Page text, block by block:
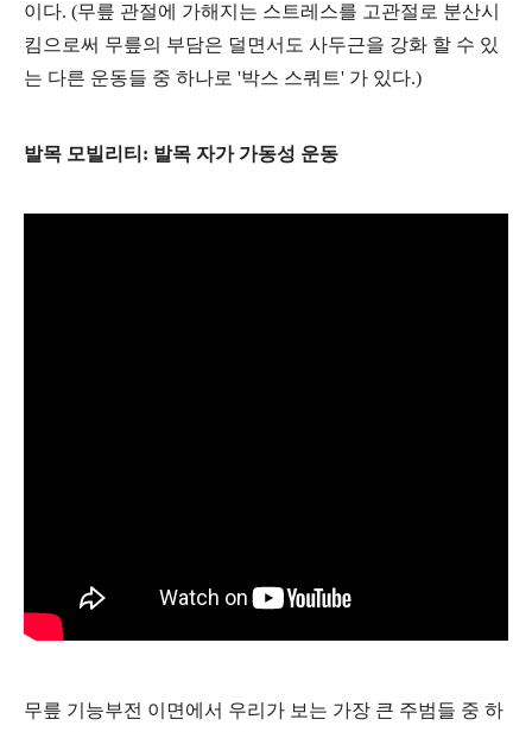
이다. (무릎 관절에 가해지는 스트레스를 고관절로 분산시
킴으로써 무릎의 부담은 덜면서도 사두근을 강화 할 수 있
는 다른 운동들 중 하나로 '박스 스쿼트' 가 있다.)
발목 모빌리티: 발목 자가 가동성 운동
무릎 기능부전 이면에서 우리가 보는 가장 큰 주범들 중 하